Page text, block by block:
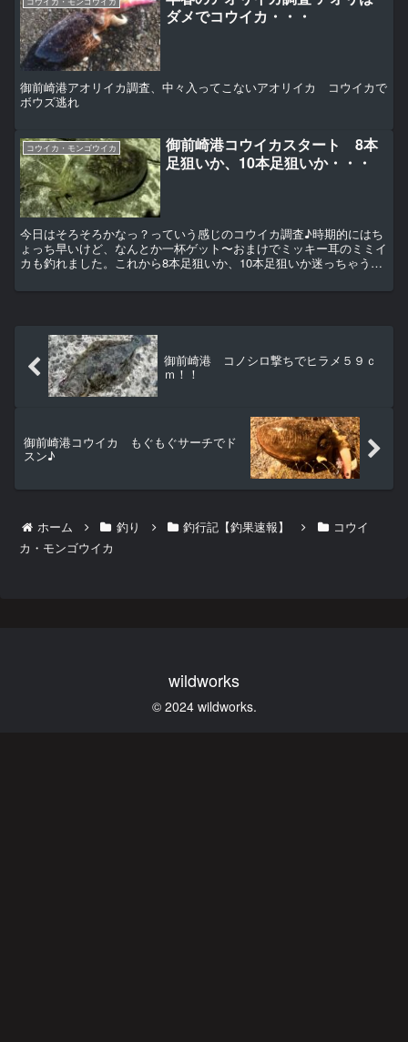
ダメでコウイカ・・・
御前崎港アオリイカ調査、中々入ってこないアオリイカ コウイカで
ボウズ逃れ
コウイカ・モンゴウイカ
御前崎港コウイカスタート 8本
足狙いか、10本足狙いか・・・
今日はそろそろかなっ？っていう感じのコウイカ調査♪時期的にはち
ょっち早いけど、なんとか一杯ゲット〜おまけでミッキー耳のミミイ
カも釣れました。これから8本足狙いか、10本足狙いか迷っちゃうね
御前崎港 コノシロ撃ちでヒラメ５９ｃ
ｍ！！
御前崎港コウイカ もぐもぐサーチでド
スン♪
ホーム 釣り 釣行記【釣果速報】
コウイ
カ・モンゴウイカ
wildworks
© 2024 wildworks.